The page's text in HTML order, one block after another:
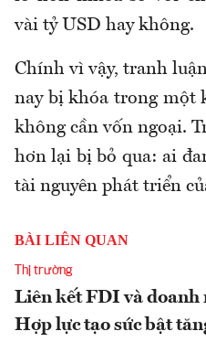
vài tỷ USD hay không.
Chính vì vậy, tranh
nay bị khóa trong một
không cần vốn ngoại.
hơn lại bị bỏ qua: ai
tài nguyên phát triển
BÀI LIÊN QUAN
Thị trường
Liên kết FDI và doanh
Hợp lực tạo sức bật